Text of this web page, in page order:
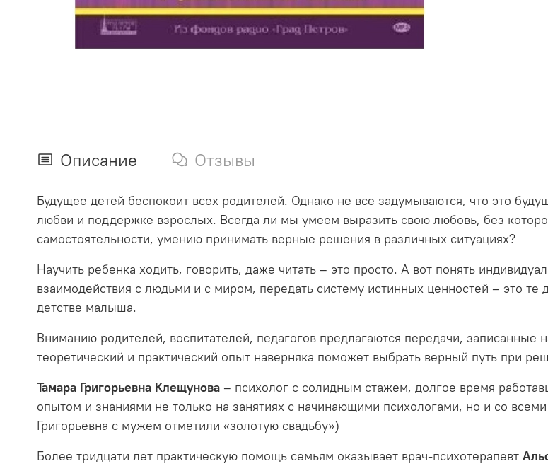
Описание Отзывы
Будущее детей беспокоит всех родителей. Однако не все задумываются, что это
любви и поддержке взрослых. Всегда ли мы умеем выразить свою любовь, без
самостоятельности, умению принимать верные решения в различных ситуациях?
Научить ребенка ходить, говорить, даже читать – это просто. А вот понять
взаимодействия с людьми и с миром, передать систему истинных ценностей – это
детстве малыша.
Вниманию родителей, воспитателей, педагогов предлагаются передачи, записанные
теоретический и практический опыт наверняка поможет выбрать верный путь при
Тамара Григорьевна Клещунова – психолог с солидным стажем, долгое время
опытом и знаниями не только на занятиях с начинающими психологами, но и со
Григорьевна с мужем отметили «золотую свадьбу»)
Более тридцати лет практическую помощь семьям оказывает врач-психотерапевт